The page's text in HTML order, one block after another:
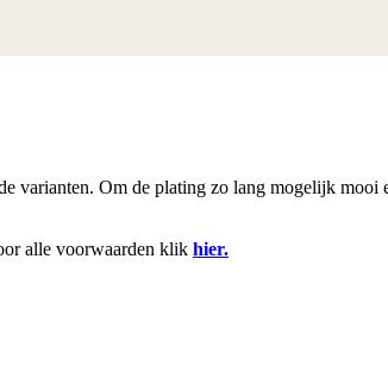
varianten. Om de plating zo lang mogelijk
alle voorwaarden klik hier.